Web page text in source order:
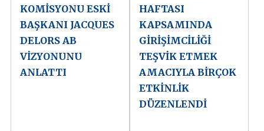
KOMİSYONU ESKİ
BAŞKANI JACQUES
DELORS AB
VİZYONUNU
ANLATTI
HAFTASI
KAPSAMINDA
GİRİŞİMCİLİĞİ
TEŞVİK ETMEK
AMACIYLA BİRÇOK
ETKİNLİK
DÜZENLENDİ